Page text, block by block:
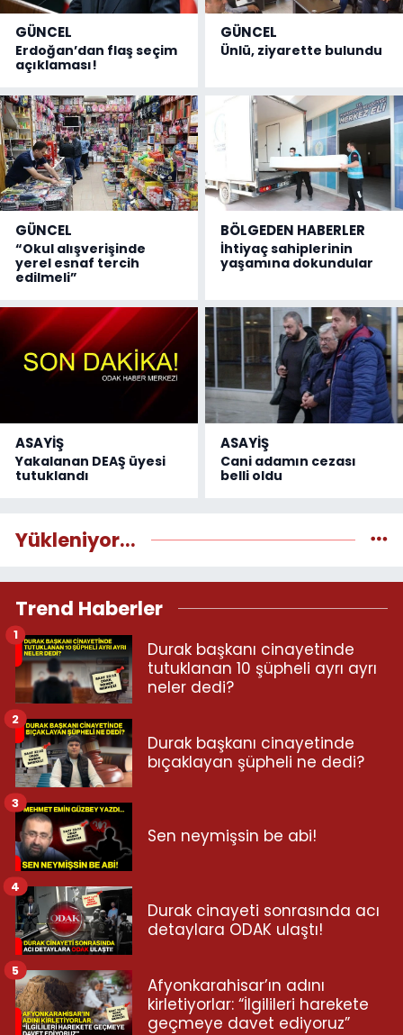
GÜNCEL
Erdoğan’dan flaş seçim
açıklaması!
GÜNCEL
Ünlü, ziyarette bulundu
GÜNCEL
“Okul alışverişinde
yerel esnaf tercih
edilmeli”
BÖLGEDEN HABERLER
İhtiyaç sahiplerinin
yaşamına dokundular
ASAYİŞ
Yakalanan DEAŞ üyesi
tutuklandı
ASAYİŞ
Cani adamın cezası
belli oldu
Yükleniyor...
Trend Haberler
Durak başkanı cinayetinde
tutuklanan 10 şüpheli ayrı ayrı
neler dedi?
1
Durak başkanı cinayetinde
bıçaklayan şüpheli ne dedi?
2
Sen neymişsin be abi!
3
Durak cinayeti sonrasında acı
detaylara ODAK ulaştı!
4
Afyonkarahisar’ın adını
kirletiyorlar: “İlgilileri harekete
geçmeye davet ediyoruz”
5